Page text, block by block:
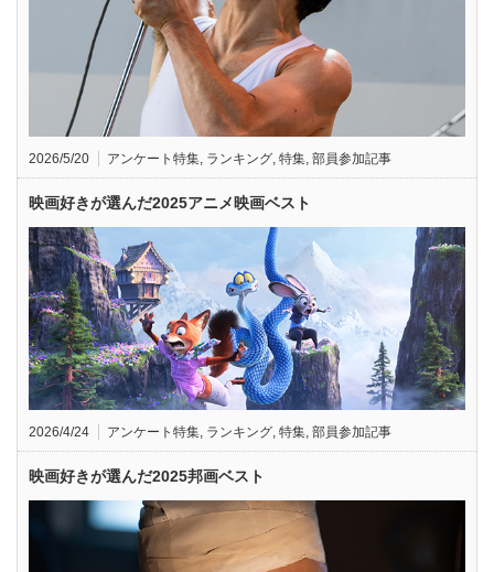
2026/5/20 アンケート特集, ランキング, 特集, 部員参加記事
映画好きが選んだ2025アニメ映画ベスト
2026/4/24 アンケート特集 ランキング 特集 部員参加記事
映画好きが選んだ2025邦画ベスト